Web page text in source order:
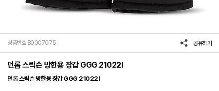
상품번호 B0007075 공유하기
던롭 스릭슨 방한용 장갑 GGG 21022l
던롭 스릭슨 방한용 장갑 GGG 21022l